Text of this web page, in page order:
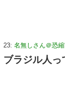
23: 名無しさん＠恐
ブラジル人